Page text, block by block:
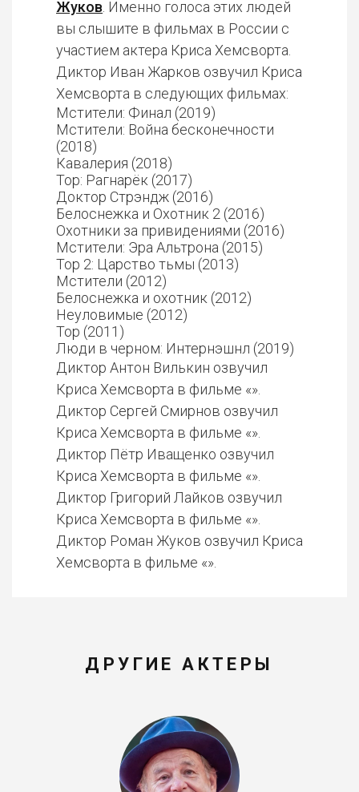
Жуков . Именно голоса этих людей
вы слышите в фильмах в России с
участием актера Криса Хемсворта.
Диктор Иван Жарков озвучил Криса
Хемсворта в следующих фильмах:
Мстители: Финал (2019)
Мстители: Война бесконечности
(2018)
Кавалерия (2018)
Тор: Рагнарёк (2017)
Доктор Стрэндж (2016)
Белоснежка и Охотник 2 (2016)
Охотники за привидениями (2016)
Мстители: Эра Альтрона (2015)
Тор 2: Царство тьмы (2013)
Мстители (2012)
Белоснежка и охотник (2012)
Неуловимые (2012)
Тор (2011)
Люди в черном: Интернэшнл (2019)
Диктор Антон Вилькин озвучил
Криса Хемсворта в фильме «».
Диктор Сергей Смирнов озвучил
Криса Хемсворта в фильме «».
Диктор Пётр Иващенко озвучил
Криса Хемсворта в фильме «».
Диктор Григорий Лайков озвучил
Криса Хемсворта в фильме «».
Диктор Роман Жуков озвучил Криса
Хемсворта в фильме «».
ДРУГИЕ АКТЕРЫ